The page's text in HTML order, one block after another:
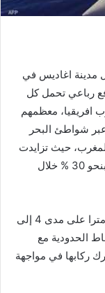
مدينة اغاديس في
بين 50 إلى 60 سيارة دفع رباعي تحمل كل
غرب افريقيا، معظمهم
شواطئ البحر
حيث تزايدت
معدلات الهجرة غير الشرعية من غرب افريقيا بنحو 30 % خلال
وبعد ان تقطع السيارات الرباعية نحو 800 كيلومترا على مدى 4 إلى
الحدودية مع
ركابها في مواجهة